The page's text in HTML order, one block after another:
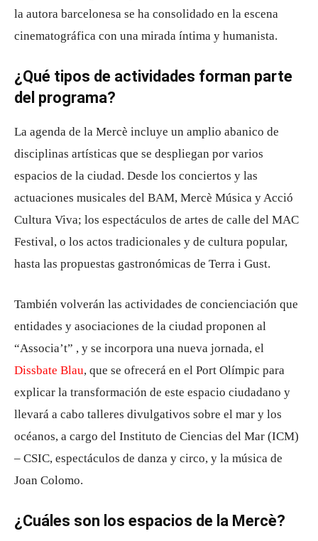
la autora barcelonesa se ha consolidado en la escena
cinematográfica con una mirada íntima y humanista.
¿Qué tipos de actividades forman parte
del programa?
La agenda de la Mercè incluye un amplio abanico de
disciplinas artísticas que se despliegan por varios
espacios de la ciudad. Desde los conciertos y las
actuaciones musicales del BAM, Mercè Música y Acció
Cultura Viva; los espectáculos de artes de calle del MAC
Festival, o los actos tradicionales y de cultura popular,
hasta las propuestas gastronómicas de Terra i Gust.
También volverán las actividades de concienciación que
entidades y asociaciones de la ciudad proponen al
“Associa’t” , y se incorpora una nueva jornada, el
Dissbate Blau, que se ofrecerá en el Port Olímpic para
explicar la transformación de este espacio ciudadano y
llevará a cabo talleres divulgativos sobre el mar y los
océanos, a cargo del Instituto de Ciencias del Mar (ICM)
– CSIC, espectáculos de danza y circo, y la música de
Joan Colomo.
¿Cuáles son los espacios de la Mercè?